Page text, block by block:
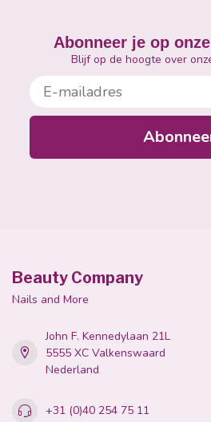
Abonneer je op
Blijf op de hoogte over
E-mailadres
Beauty Company
Nails and More
John F. Kennedylaan 21L
5555 XC Valkenswaard
Nederland
+31 (0)40 254 75 11